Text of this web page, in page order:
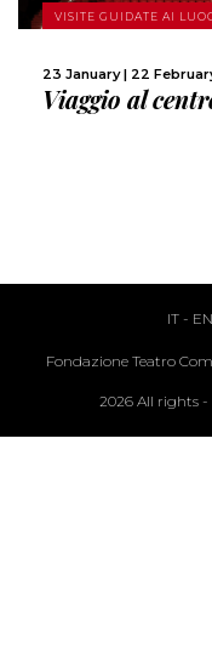
VISITE GUIDATE AI
23 January | 22
Viaggio al
IT- EN
Fondazione Teatro
2026 All rights -